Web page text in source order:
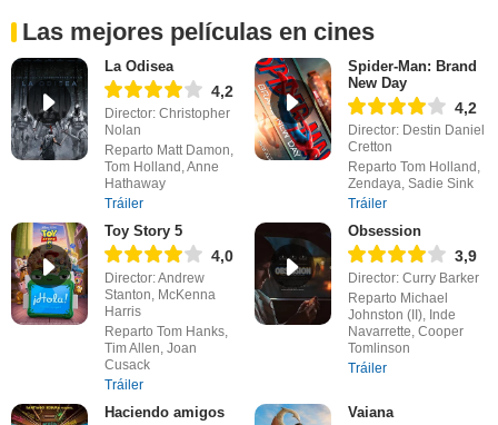
Las mejores películas en cines
La Odisea
4,2
Director: Christopher
Nolan
Reparto Matt Damon,
Tom Holland, Anne
Hathaway
Tráiler
Spider-Man: Brand
New Day
4,2
Director: Destin Daniel
Cretton
Reparto Tom Holland,
Zendaya, Sadie Sink
Tráiler
Toy Story 5
4,0
Director: Andrew
Stanton, McKenna
Harris
Reparto Tom Hanks,
Tim Allen, Joan
Cusack
Tráiler
Obsession
3,9
Director: Curry Barker
Reparto Michael
Johnston (II), Inde
Navarrette, Cooper
Tomlinson
Tráiler
Haciendo amigos Vaiana